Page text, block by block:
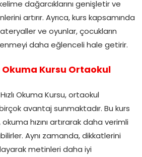
dağarcıklarını genişletir ve
artırır. Ayrıca, kurs kapsamında
ve oyunlar, çocukların
daha eğlenceli hale getirir.
Okuma Kursu Ortaokul
Okuma Kursu, ortaokul
avantaj sunmaktadır. Bu kurs
hızını artırarak daha verimli
Aynı zamanda, dikkatlerini
metinleri daha iyi